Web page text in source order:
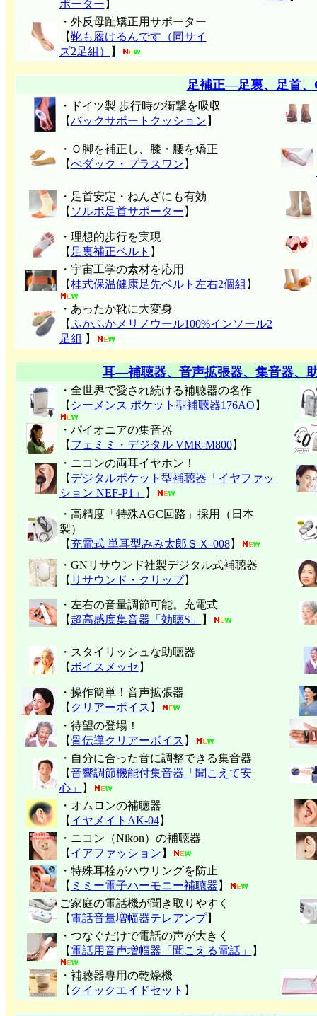
ポーター 】
・外反母趾矯正用サポーター
【靴も履けるんです（同サイ
ズ2足組）
】
足補正―足裏、足首
・ドイツ製 歩行時の衝撃を吸収
【バックサポートクッション 】
・Ｏ脚を補正し、膝・腰を矯正
【ぺダック・プラスワン 】
・足首安定・ねんざにも有効
【 ソルボ足首サポーター 】
・理想的歩行を実現
【 足裏補正ベルト 】
・宇宙工学の素材を応用
【桂式保温健康足先ベルト左右2個組 】
・あったか靴に大変身
【ふかふかメリノウール100%インソール2
足組 】
耳―補聴器、音声拡張器、集音器、
・全世界で愛され続ける補聴器の名作
【 シーメンス ポケット型補聴器176AO 】
・パイオニアの集音器
【 フェミミ・デジタル VMR-M800】
・ニコンの両耳イヤホン！
【 デジタルポケット型補聴器「イヤファッ
ション NEF-P1」
】
・高精度「特殊AGC回路」採用（日本
製）
【 充電式 単耳型みみ太郎ＳＸ-008】
・GNリサウンド社製デジタル式補聴器
【 リサウンド・クリップ】
・左右の音量調節可能。充電式
【 超高感度集音器「効聴S」 】
・スタイリッシュな助聴器
【 ボイスメッセ 】
・操作簡単！音声拡張器
【 クリアーボイス 】
・待望の登場！
【骨伝導クリアーボイス 】
・自分に合った音に調整できる集音器
【音響調節機能付集音器「聞こえて安
心」
】
・オムロンの補聴器
【 イヤメイトAK-04】
・ニコン（Nikon）の補聴器
【 イアファッション 】
・特殊耳栓がハウリングを防止
【 ミミー電子ハーモニー補聴器 】
ご家庭の電話機が聞き取りやすく
【 電話音量増幅器テレアンプ】
・つなぐだけで電話の声が大きく
【 電話用音声増幅器「聞こえる電話」 】
・補聴器専用の乾燥機
【 クイックエイドセット 】